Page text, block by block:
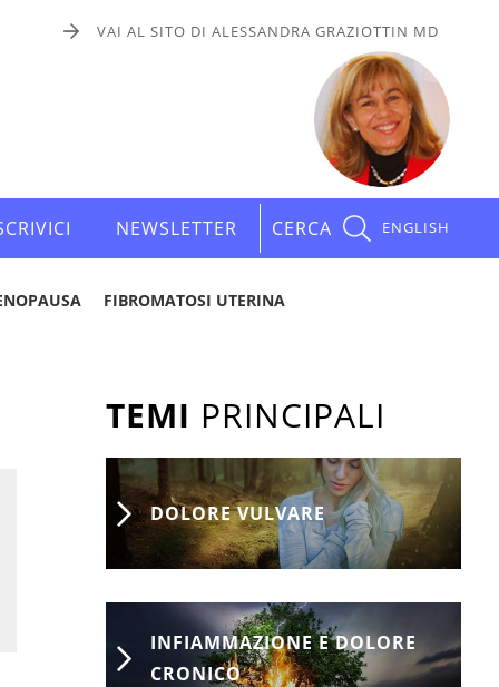
VAI AL SITO DI ALESSANDRA GRAZIOTTIN MD
NEWSLETTER CERCA ENGLISH
FIBROMATOSI UTERINA
TEMI PRINCIPALI
DOLORE VULVARE
INFIAMMAZIONE E DOLORE
CRONICO